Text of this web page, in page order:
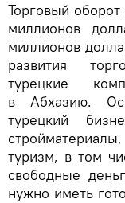
Торговый
миллионов
миллионов
развития
турецкие
в Абхазию.
турецкий
туризм, в том
свободные
нужно иметь